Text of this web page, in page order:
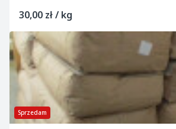
30,00 zł / kg
Sprzedam